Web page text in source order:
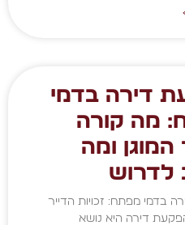
דירה בדמי
מה קורה
המוגן ומה
לדרוש
בדמי מפתח: זכויות הדייר
דירה היא נושא